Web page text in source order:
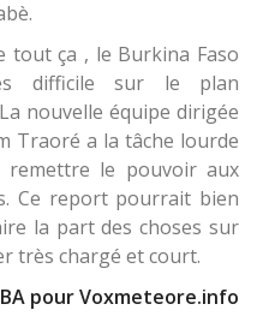
tout ça , le Burkina Faso
difficile sur le plan
nouvelle équipe dirigée
Traoré a la tâche lourde
remettre le pouvoir aux
Ce report pourrait bien
la part des choses sur
très chargé et court.
pour Voxmeteore.info